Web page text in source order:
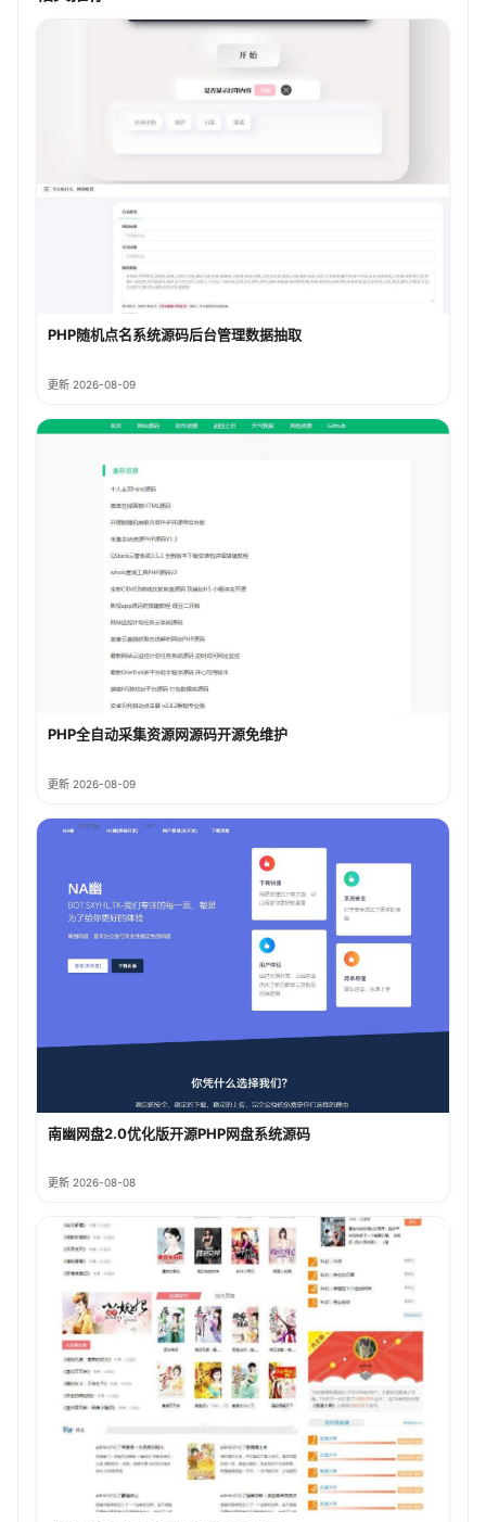
PHP随机点名系统源码后台管理数据抽取
更新 2026-08-09
PHP全自动采集资源网源码开源免维护
更新 2026-08-09
南幽网盘2.0优化版开源PHP网盘系统源码
更新 2026-08-08